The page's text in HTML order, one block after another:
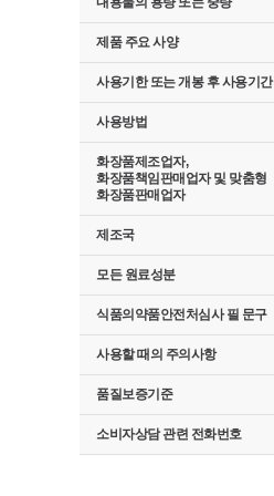
제품 주요 사양
사용기한 또는 개봉 후 사용기간
사용방법
화장품제조업자,
화장품책임판매업자 및 맞춤형
화장품판매업자
제조국
모든 원료성분
식품의약품안전처심사 필 문구
사용할 때의 주의사항
품질보증기준
소비자상담 관련 전화번호